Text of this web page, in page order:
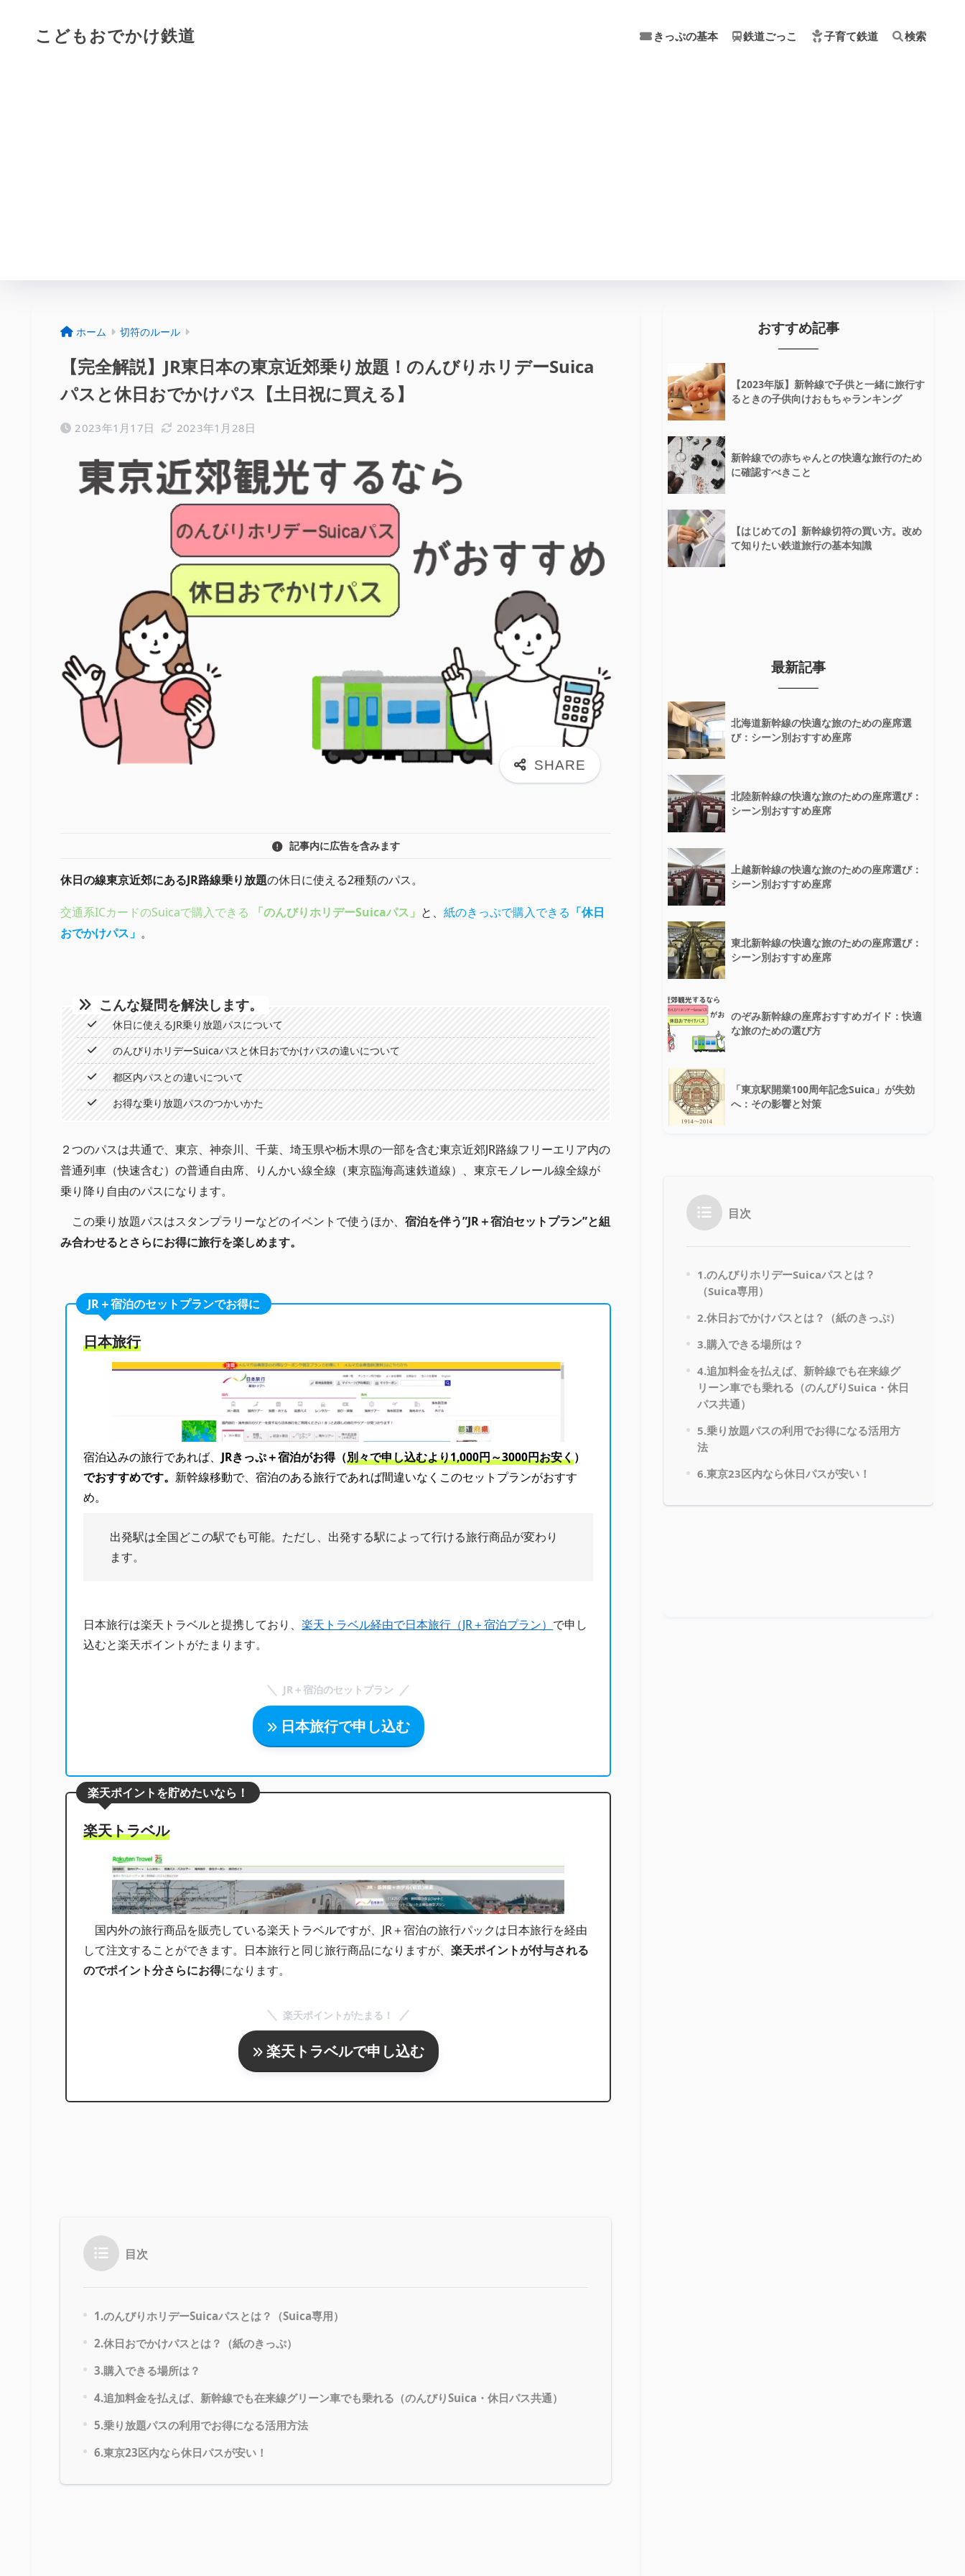
こどもおでかけ鉄道 きっぷの基本 鉄道ごっこ 子育て鉄道 検索
ホーム 切符のルール
【完全解説】JR東日本の東京近郊乗り放題！のんびりホリデーSuica
パスと休日おでかけパス【土日祝に買える】
2023年1月17日 2023年1月28日
記事内に広告を含みます
休日の線東京近郊にあるJR路線乗り放題の休日に使える2種類のパス。
交通系ICカードのSuicaで購入できる 「のんびりホリデーSuicaパス」 と、 紙のきっぷで購入できる 「休日
おでかけパス」 。
こんな疑問を解決します。
休日に使えるJR乗り放題パスについて
のんびりホリデーSuicaパスと休日おでかけパスの違いについて
都区内パスとの違いについて
お得な乗り放題パスのつかいかた
２つのパスは共通で、東京、神奈川、千葉、埼玉県や栃木県の一部を含む東京近郊JR路線フリーエリア内の
普通列車（快速含む）の普通自由席、りんかい線全線（東京臨海高速鉄道線）、東京モノレール線全線が
乗り降り自由のパスになります。
この乗り放題パスはスタンプラリーなどのイベントで使うほか、 宿泊を伴う”JR＋宿泊セットプラン”と組
み合わせるとさらにお得に旅行を楽しめます。
JR＋宿泊のセットプランでお得に
日本旅行
宿泊込みの旅行であれば、 JRきっぷ＋宿泊がお得（別々で申し込むより1,000円～3000円お安く）
でおすすめです。 新幹線移動で、宿泊のある旅行であれば間違いなくこのセットプランがおすす
め。
出発駅は全国どこの駅でも可能。ただし、出発する駅によって行ける旅行商品が変わり
ます。
日本旅行は楽天トラベルと提携しており、楽天トラベル経由で日本旅行（JR＋宿泊プラン） で申し
込むと楽天ポイントがたまります。
JR＋宿泊のセットプラン
日本旅行で申し込む
楽天ポイントを貯めたいなら！
楽天トラベル
国内外の旅行商品を販売している楽天トラベルですが、JR＋宿泊の旅行パックは日本旅行を経由
して注文することができます。日本旅行と同じ旅行商品になりますが、楽天ポイントが付与される
のでポイント分さらにお得になります。
楽天ポイントがたまる！
楽天トラベルで申し込む
目次
1.のんびりホリデーSuicaパスとは？（Suica専用）
2.休日おでかけパスとは？（紙のきっぷ）
3.購入できる場所は？
4.追加料金を払えば、新幹線でも在来線グリーン車でも乗れる（のんびりSuica・休日パス共通）
5.乗り放題パスの利用でお得になる活用方法
6.東京23区内なら休日パスが安い！
おすすめ記事
【2023年版】新幹線で子供と一緒に旅行す
るときの子供向けおもちゃランキング
新幹線での赤ちゃんとの快適な旅行のため
に確認すべきこと
【はじめての】新幹線切符の買い方。改め
て知りたい鉄道旅行の基本知識
最新記事
北海道新幹線の快適な旅のための座席選
び：シーン別おすすめ座席
北陸新幹線の快適な旅のための座席選び：
シーン別おすすめ座席
上越新幹線の快適な旅のための座席選び：
シーン別おすすめ座席
東北新幹線の快適な旅のための座席選び：
シーン別おすすめ座席
のぞみ新幹線の座席おすすめガイド：快適
な旅のための選び方
「東京駅開業100周年記念Suica」が失効
へ：その影響と対策
目次
1.のんびりホリデーSuicaパスとは？
（Suica専用）
2.休日おでかけパスとは？（紙のきっぷ）
3.購入できる場所は？
4.追加料金を払えば、新幹線でも在来線グ
リーン車でも乗れる（のんびりSuica・休日
パス共通）
5.乗り放題パスの利用でお得になる活用方
法
6.東京23区内なら休日パスが安い！